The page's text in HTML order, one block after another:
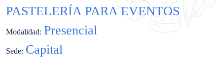
PASTELERÍA PARA EVENTOS
Modalidad: Presencial
Sede: Capital